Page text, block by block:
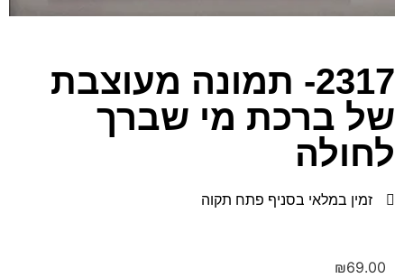
2317- תמונה מעוצבת
של ברכת מי שברך
לחולה
זמין במלאי בסניף פתח תקוה
₪69.00